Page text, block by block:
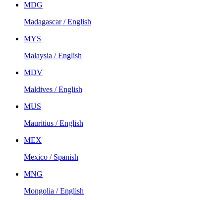
MDG
Madagascar / English
MYS
Malaysia / English
MDV
Maldives / English
MUS
Mauritius / English
MEX
Mexico / Spanish
MNG
Mongolia / English